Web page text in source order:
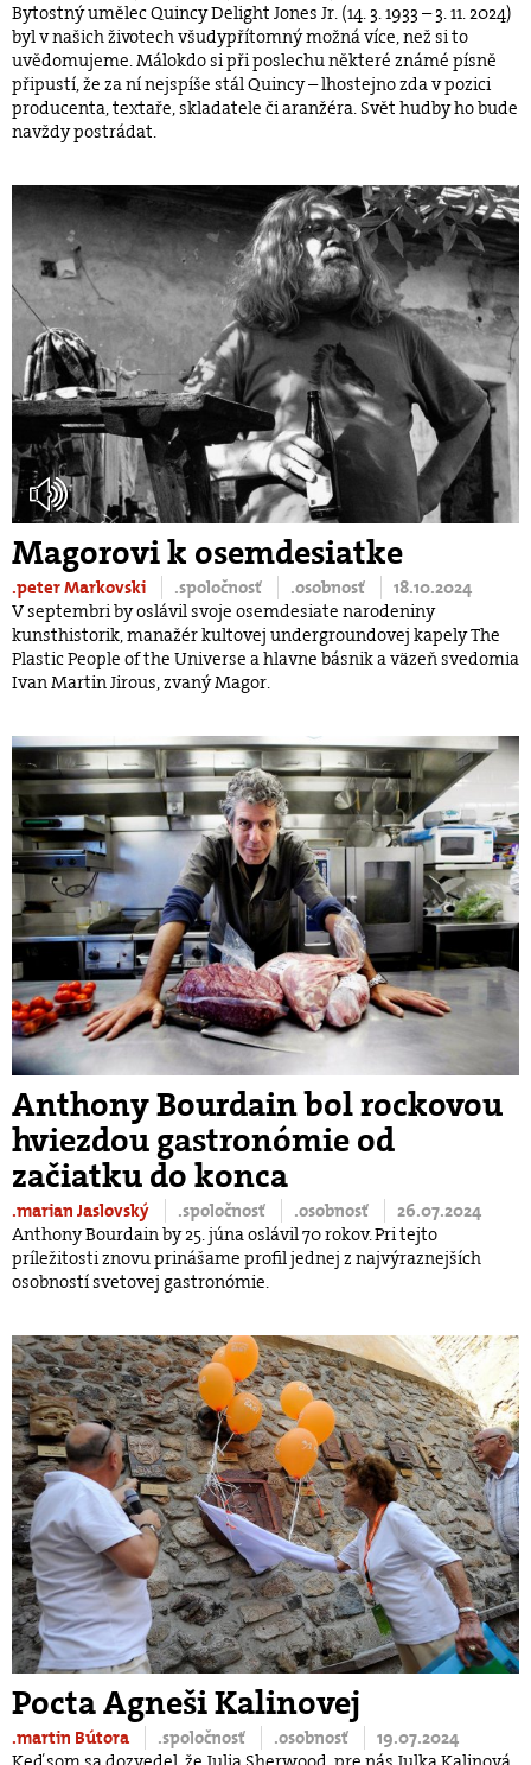
Bytostný umělec Quincy Delight Jones Jr. (14. 3. 1933 – 3. 11. 2024)
byl v našich životech všudypřítomný možná více, než si to
uvědomujeme. Málokdo si při poslechu některé známé písně
připustí, že za ní nejspíše stál Quincy – lhostejno zda v pozici
producenta, textaře, skladatele či aranžéra. Svět hudby ho bude
navždy postrádat.
Magorovi k osemdesiatke
.peter Markovski .spoločnosť .osobnosť
18.10.2024
V septembri by oslávil svoje osemdesiate narodeniny
kunsthistorik, manažér kultovej undergroundovej kapely The
Plastic People of the Universe a hlavne básnik a väzeň svedomia
Ivan Martin Jirous, zvaný Magor.
Anthony Bourdain bol rockovou
hviezdou gastronómie od
začiatku do konca
.marian Jaslovský .spoločnosť .osobnosť
26.07.2024
Anthony Bourdain by 25. júna oslávil 70 rokov. Pri tejto
príležitosti znovu prinášame profil jednej z najvýraznejších
osobností svetovej gastronómie.
Pocta Agneši Kalinovej
.martin Bútora .spoločnosť .osobnosť
19.07.2024